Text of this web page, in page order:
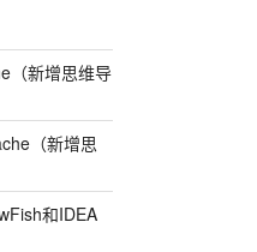
（新增思维导
（新增思
和IDEA